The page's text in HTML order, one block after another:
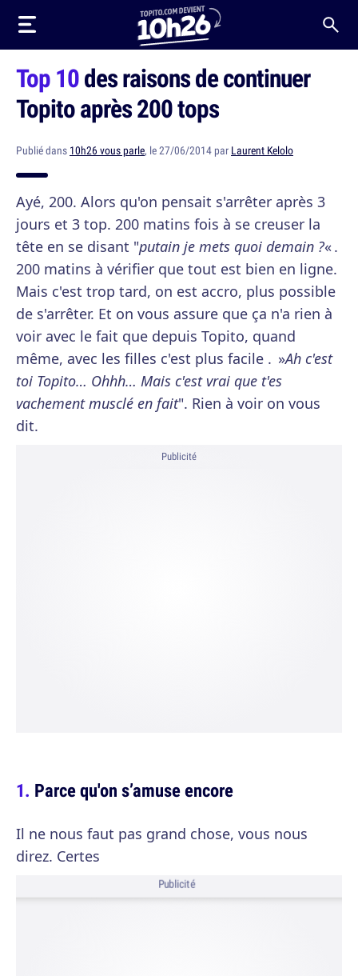
Top 10des raisons de continuer
Topito après 200 tops
Publié dans 10h26 vous parle, le 27/06/2014 par Laurent Kelolo
Ayé, 200. Alors qu'on pensait s'arrêter après 3
jours et 3 top. 200 matins fois à se creuser la
tête en se disant "putain je mets quoi demain ?« .
200 matins à vérifier que tout est bien en ligne.
Mais c'est trop tard, on est accro, plus possible
de s'arrêter. Et on vous assure que ça n'a rien à
voir avec le fait que depuis Topito, quand
même, avec les filles c'est plus facile . »Ah c'est
toi Topito… Ohhh… Mais c'est vrai que t'es
vachement musclé en fait". Rien à voir on vous
dit.
Publicité
Parce qu'on s’amuse encore
Il ne nous faut pas grand chose, vous nous
direz. Certes
Publicité